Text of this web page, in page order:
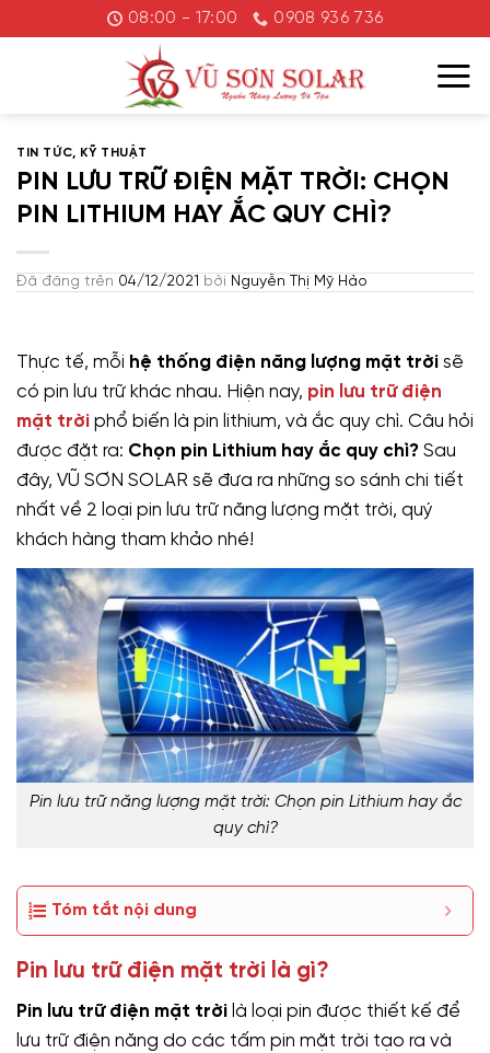
đến
08:00 - 17:00 0908 936 736
TIN TỨC, KỸ THUẬT
PIN LƯU TRỮ ĐIỆN MẶT TRỜI: CHỌN
PIN LITHIUM HAY ẮC QUY CHÌ?
Đã đăng trên 04/12/2021 bởi Nguyễn Thị Mỹ Hảo
Thực tế, mỗi hệ thống điện năng lượng mặt trời sẽ
có pin lưu trữ khác nhau. Hiện nay, pin lưu trữ điện
mặt trời phổ biến là pin lithium, và ắc quy chì. Câu hỏi
được đặt ra: Chọn pin Lithium hay ắc quy chì? Sau
đây, VŨ SƠN SOLAR sẽ đưa ra những so sánh chi tiết
nhất về 2 loại pin lưu trữ năng lượng mặt trời, quý
khách hàng tham khảo nhé!
Pin lưu trữ năng lượng mặt trời: Chọn pin Lithium hay ắc
quy chì?
Tóm tắt nội dung
Pin lưu trữ điện mặt trời là gì?
Pin lưu trữ điện mặt trời là loại pin được thiết kế để
lưu trữ điện năng do các tấm pin mặt trời tạo ra và